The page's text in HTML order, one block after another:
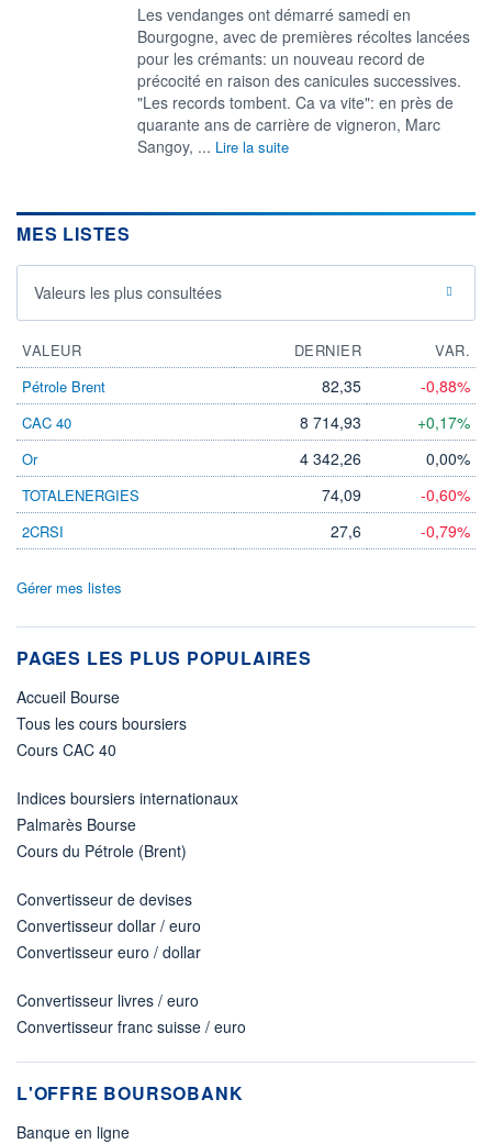
Les vendanges ont démarré samedi en
Bourgogne, avec de premières récoltes lancées
pour les crémants: un nouveau record de
précocité en raison des canicules successives.
"Les records tombent. Ca va vite": en près de
quarante ans de carrière de vigneron, Marc
Sangoy, ... Lire la suite
MES LISTES
Valeurs les plus consultées
VALEUR DERNIER
VAR.
Pétrole Brent
82,35 -0,88%
CAC 40 8 714,93 +0,17%
Or 4 342,26 0,00%
TOTALENERGIES 74,09 -0,60%
2CRSI 27,6 -0,79%
Gérer mes listes
PAGES LES PLUS POPULAIRES
Accueil Bourse
Tous les cours boursiers
Cours CAC 40
Indices boursiers internationaux
Palmarès Bourse
Cours du Pétrole (Brent)
Convertisseur de devises
Convertisseur dollar / euro
Convertisseur euro / dollar
Convertisseur livres / euro
Convertisseur franc suisse / euro
L'OFFRE BOURSOBANK
Banque en ligne